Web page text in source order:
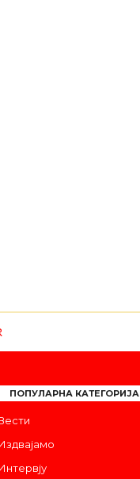
ПОПУЛАРНА КАТЕГОРИЈА